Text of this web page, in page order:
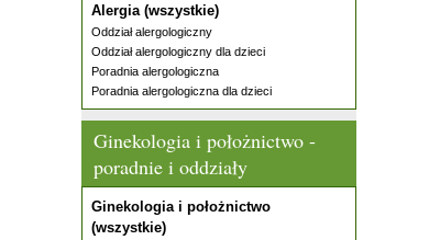
Alergia (wszystkie)
Oddział alergologiczny
Oddział alergologiczny dla dzieci
Poradnia alergologiczna
Poradnia alergologiczna dla dzieci
Ginekologia i położnictwo -
poradnie i oddziały
Ginekologia i położnictwo
(wszystkie)